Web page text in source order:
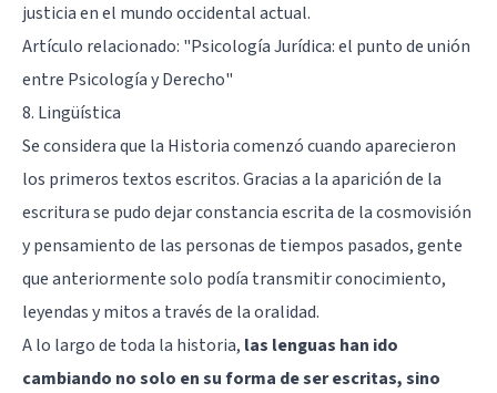
justicia en el mundo occidental actual.
Artículo relacionado: "Psicología Jurídica: el punto de unión
entre Psicología y Derecho"
8. Lingüística
Se considera que la Historia comenzó cuando aparecieron
los primeros textos escritos. Gracias a la aparición de la
escritura se pudo dejar constancia escrita de la cosmovisión
y pensamiento de las personas de tiempos pasados, gente
que anteriormente solo podía transmitir conocimiento,
leyendas y mitos a través de la oralidad.
A lo largo de toda la historia, las lenguas han ido
cambiando no solo en su forma de ser escritas, sino